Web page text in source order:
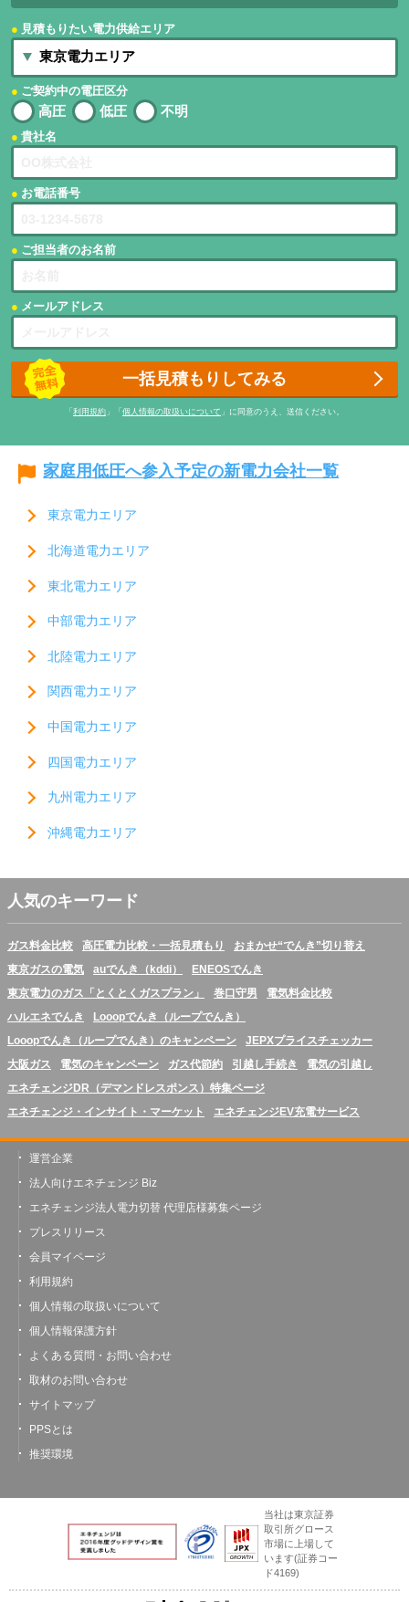
見積もりたい電力供給エリア
ご契約中の電圧区分
高圧 低圧 不明
貴社名
お電話番号
ご担当者のお名前
メールアドレス
一括見積もりしてみる
「 利用規約 」「 個人情報の取扱いについて 」に同意のうえ、送信ください。
家庭用低圧へ参入予定の新電力会社一覧
東京電力エリア
北海道電力エリア
東北電力エリア
中部電力エリア
北陸電力エリア
関西電力エリア
中国電力エリア
四国電力エリア
九州電力エリア
沖縄電力エリア
人気のキーワード
ガス料金比較 高圧電力比較・一括見積もり
おまかせ“でんき”切り替え
東京ガスの電気
auでんき（kddi）
ENEOSでんき
東京電力のガス「とくとくガスプラン」
巻口守男
電気料金比較
ハルエネでんき
Looopでんき（ループでんき）
Looopでんき（ループでんき）のキャンペーン
JEPXプライスチェッカー
大阪ガス
電気のキャンペーン ガス代節約 引越し手続き
電気の引越し
エネチェンジDR（デマンドレスポンス）特集ページ
エネチェンジ・インサイト・マーケット
エネチェンジEV充電サービス
運営企業
法人向けエネチェンジ Biz
エネチェンジ法人電力切替 代理店様募集ページ
プレスリリース
会員マイページ
利用規約
個人情報の取扱いについて
個人情報保護方針
よくある質問・お問い合わせ
取材のお問い合わせ
サイトマップ
PPSとは
推奨環境
当社は東京証券
取引所グロース
市場に上場して
います(証券コー
ド4169)